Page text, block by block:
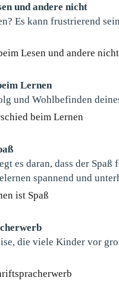
und andere nicht
Es kann frustrierend
Lesen und andere nicht
Lernen
und Wohlbefinden
beim Lernen
es daran, dass der
spannend und
ist Spaß
die viele Kinder vor